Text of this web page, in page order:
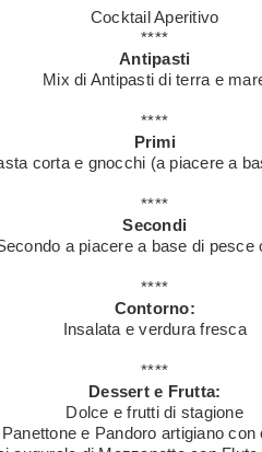
Cocktail Aperitivo
****
Antipasti
Mix di Antipasti di terra e
****
Primi
corta e gnocchi (a piacere a
****
Secondi
a piacere a base di pesce
****
Contorno:
Insalata e verdura fresca
****
Dessert e Frutta:
Dolce e frutti di stagione
Panettone e Pandoro artigiano con